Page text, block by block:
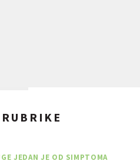
JEDAN JE OD SIMPTOMA